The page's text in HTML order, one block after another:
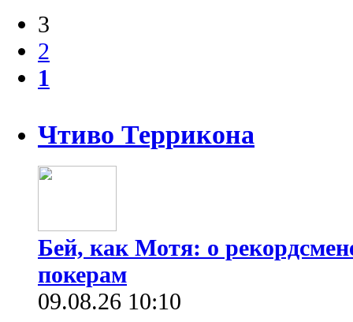
3
2
1
Чтиво Террикона
Бей, как Мотя: о
покерам
09.08.26 10:10